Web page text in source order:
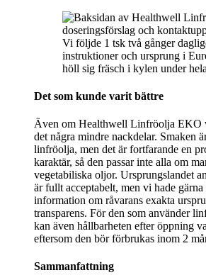
Vi följde 1 tsk två gånger
instruktioner och ursprung i
höll sig fräsch i kylen under
Det som kunde varit bättre
Även om Healthwell Linfröolja EKO
det några mindre nackdelar. Smaken
linfröolja, men det är fortfarande en
karaktär, så den passar inte alla om
vegetabiliska oljor. Ursprungslandet
är fullt acceptabelt, men vi hade
information om råvarans exakta
transparens. För den som använder
kan även hållbarheten efter öppning
eftersom den bör förbrukas inom 2
Sammanfattning